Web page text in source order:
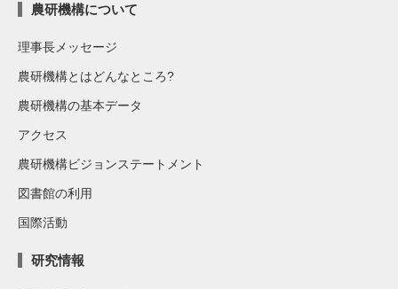
農研機構について
理事長メッセージ
農研機構とはどんなところ?
農研機構の基本データ
アクセス
農研機構ビジョンステートメント
図書館の利用
国際活動
研究情報